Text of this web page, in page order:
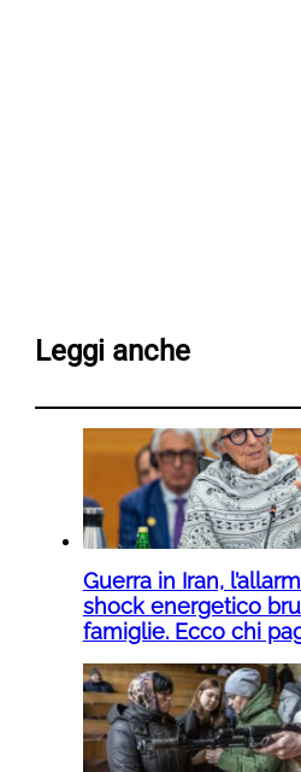
Leggi anche
Guerra in Iran,
shock energetico
famiglie. Ecco chi